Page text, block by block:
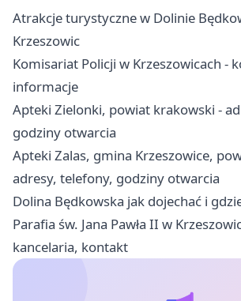
Atrakcje turystyczne w Dolinie
Krzeszowic
Komisariat Policji w Krzeszowicach -
informacje
Apteki Zielonki, powiat krakowski -
godziny otwarcia
Apteki Zalas, gmina Krzeszowice,
adresy, telefony, godziny otwarcia
Dolina Będkowska jak dojechać i
Parafia św. Jana Pawła II w
kancelaria, kontakt